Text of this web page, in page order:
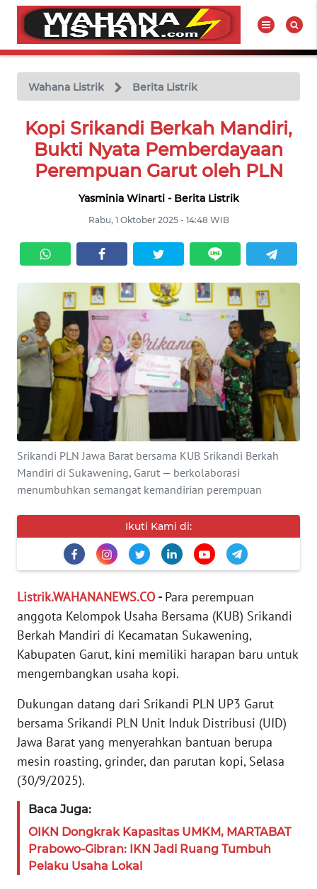
Wahana Listrik Berita Listrik
Kopi Srikandi Berkah Mandiri,
Bukti Nyata Pemberdayaan
Perempuan Garut oleh PLN
Yasminia Winarti - Berita Listrik
Rabu, 1 Oktober 2025 - 14:48 WIB
Srikandi PLN Jawa Barat bersama KUB Srikandi Berkah
Mandiri di Sukawening, Garut — berkolaborasi
menumbuhkan semangat kemandirian perempuan
Ikuti Kami di:
Listrik.WAHANANEWS.CO -Para perempuan
anggota Kelompok Usaha Bersama (KUB) Srikandi
Berkah Mandiri di Kecamatan Sukawening,
Kabupaten Garut, kini memiliki harapan baru untuk
mengembangkan usaha kopi.
Dukungan datang dari Srikandi PLN UP3 Garut
bersama Srikandi PLN Unit Induk Distribusi (UID)
Jawa Barat yang menyerahkan bantuan berupa
mesin roasting, grinder, dan parutan kopi, Selasa
(30/9/2025).
Baca Juga:
OIKN Dongkrak Kapasitas UMKM, MARTABAT
Prabowo-Gibran: IKN Jadi Ruang Tumbuh
Pelaku Usaha Lokal
TV
Tutup
BERITA
LISTRIK
PRODUK
LISTRIK
SEJARAH
LISTRIK
SERBA-
SERBI
Informasi
INDEKS
BERITA
KONTAK
INFO
TENTANG
PEDOMAN
MEDIA
SIBER
REDAKSI
DISCLAIMER
Wahana
Regional